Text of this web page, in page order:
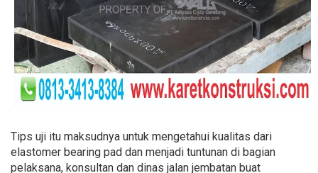
Tips uji itu maksudnya untuk mengetahui kualitas dari
elastomer bearing pad dan menjadi tuntunan di bagian
pelaksana, konsultan dan dinas jalan jembatan buat